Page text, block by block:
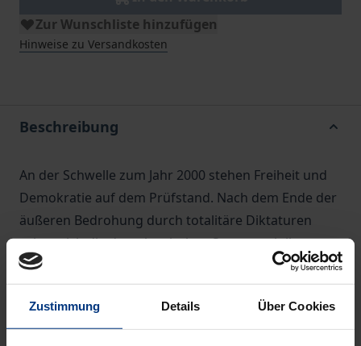
Zustimmung Details Über Cookies
Zur Wunschliste hinzufügen
Hinweise zu Versandkosten
Beschreibung
An der Schwelle zum Jahr 2000 stehen Freiheit und
Demokratie auf dem Prüfstand. Nach dem Ende der
äußeren Bedrohung durch totalitäre Diktaturen
sehen sich die demokratischen Staaten mit ihren
inneren Schwächen und Unzulänglichkeiten
konfrontiert. Gefragt sind neue Perspektiven und
Visionen, die den Zusammenhalt der freien
Gesellschaften stärken und ihre Anziehungskraft in